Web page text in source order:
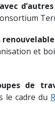
et
de
le cadre du